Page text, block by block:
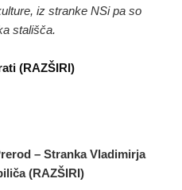
iz stranke NSi pa so
stališča.
(RAZŠIRI)
– Stranka Vladimirja
(RAZŠIRI)